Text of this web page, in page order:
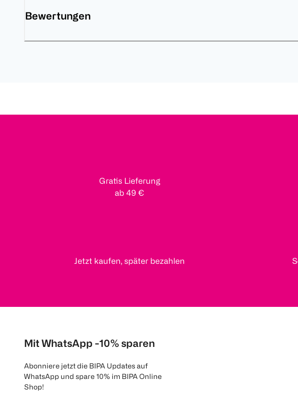
Bewertungen
Gratis Lieferung
ab 49 €
Jetzt kaufen, später bezahlen
Mit WhatsApp -10% sparen
Abonniere jetzt die BIPA Updates auf
WhatsApp und spare 10% im BIPA Online
Shop!